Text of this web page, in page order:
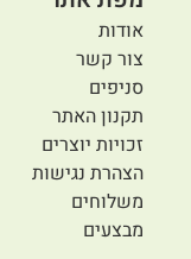
אודות
צור קשר
סניפים
תקנון האתר
זכויות יוצרים
הצהרת נגישות
משלוחים
מבצעים